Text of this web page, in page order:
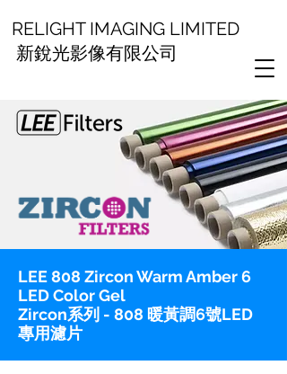
RELIGHT IMAGING LIMITED
新銳光影像有限公司
LEE 808 Zircon Warm Amber 6
LED Color Gel
Zircon系列 - 808 暖黃調6號LED
專用濾片